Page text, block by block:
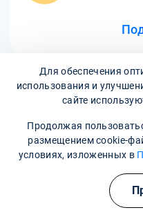
Для обеспечения
использования и
сайте
Продолжая
размещением cookie-
условиях, изложенных в